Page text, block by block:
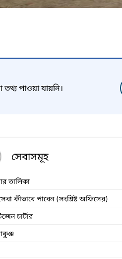
পাওয়া যায়নি।
সেবাসমূহ
তালিকা
কীভাবে পাবেন (সংশ্লিষ্ট অফিসের)
চার্টার